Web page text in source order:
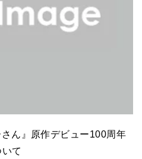
ん』原作デビュー100周年
て